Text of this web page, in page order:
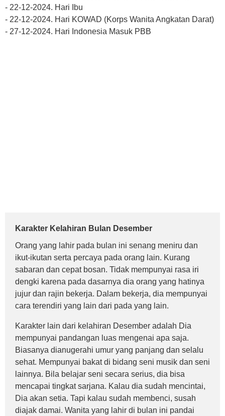
- 22-12-2024. Hari Ibu
- 22-12-2024. Hari KOWAD (Korps Wanita Angkatan Darat)
- 27-12-2024. Hari Indonesia Masuk PBB
Karakter Kelahiran Bulan Desember
Orang yang lahir pada bulan ini senang meniru dan
ikut-ikutan serta percaya pada orang lain. Kurang
sabaran dan cepat bosan. Tidak mempunyai rasa iri
dengki karena pada dasarnya dia orang yang hatinya
jujur dan rajin bekerja. Dalam bekerja, dia mempunyai
cara terendiri yang lain dari pada yang lain.
Karakter lain dari kelahiran Desember adalah Dia
mempunyai pandangan luas mengenai apa saja.
Biasanya dianugerahi umur yang panjang dan selalu
sehat. Mempunyai bakat di bidang seni musik dan seni
lainnya. Bila belajar seni secara serius, dia bisa
mencapai tingkat sarjana. Kalau dia sudah mencintai,
Dia akan setia. Tapi kalau sudah membenci, susah
diajak damai. Wanita yang lahir di bulan ini pandai